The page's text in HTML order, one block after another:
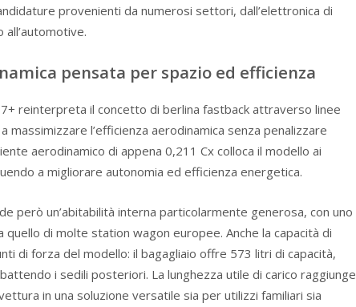
provenienti da numerosi settori, dall’elettronica di
all’automotive.
pensata per spazio ed efficienza
reinterpreta il concetto di berlina fastback attraverso linee
massimizzare l’efficienza aerodinamica senza penalizzare
aerodinamico di appena 0,211 Cx colloca il modello ai
a migliorare autonomia ed efficienza energetica.
però un’abitabilità interna particolarmente generosa, con uno
quello di molte station wagon europee. Anche la capacità di
di forza del modello: il bagagliaio offre 573 litri di capacità,
i sedili posteriori. La lunghezza utile di carico raggiunge
in una soluzione versatile sia per utilizzi familiari sia